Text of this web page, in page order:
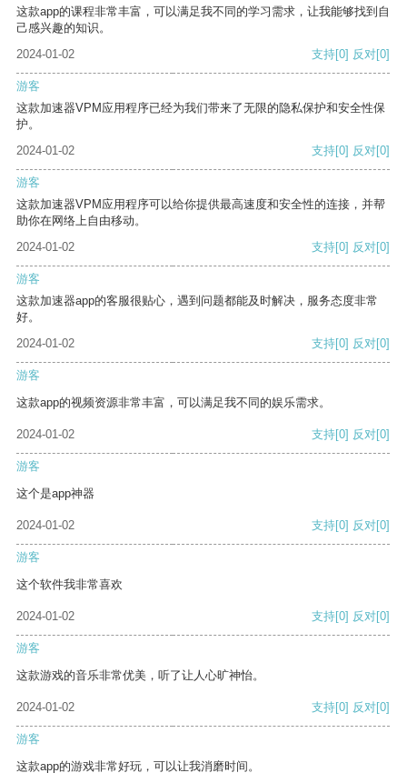
这款app的课程非常丰富，可以满足我不同的学习需求，让我能够找到自
己感兴趣的知识。
2024-01-02
支持[0] 反对[0]
游客
这款加速器VPM应用程序已经为我们带来了无限的隐私保护和安全性保
护。
2024-01-02
支持[0] 反对[0]
游客
这款加速器VPM应用程序可以给你提供最高速度和安全性的连接，并帮
助你在网络上自由移动。
2024-01-02
支持[0] 反对[0]
游客
这款加速器app的客服很贴心，遇到问题都能及时解决，服务态度非常
好。
2024-01-02
支持[0] 反对[0]
游客
这款app的视频资源非常丰富，可以满足我不同的娱乐需求。
2024-01-02 支持[0] 反对[0]
游客
这个是app神器
2024-01-02 支持[0] 反对[0]
游客
这个软件我非常喜欢
2024-01-02 支持[0] 反对[0]
游客
这款游戏的音乐非常优美，听了让人心旷神怡。
2024-01-02 支持[0] 反对[0]
游客
这款app的游戏非常好玩，可以让我消磨时间。